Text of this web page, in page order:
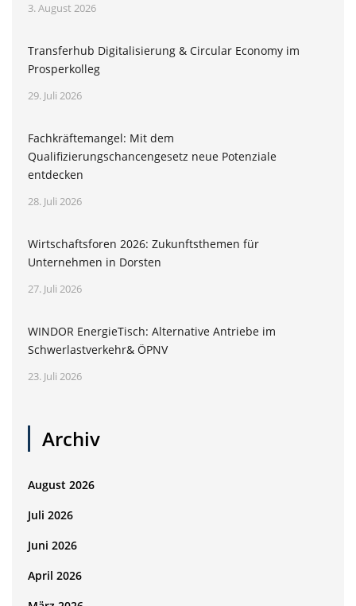
3. August 2026
Transferhub Digitalisierung & Circular Economy im
Prosperkolleg
29. Juli 2026
Fachkräftemangel: Mit dem
Qualifizierungschancengesetz neue Potenziale
entdecken
28. Juli 2026
Wirtschaftsforen 2026: Zukunftsthemen für
Unternehmen in Dorsten
27. Juli 2026
WINDOR EnergieTisch: Alternative Antriebe im
Schwerlastverkehr& ÖPNV
23. Juli 2026
Archiv
August 2026
Juli 2026
Juni 2026
April 2026